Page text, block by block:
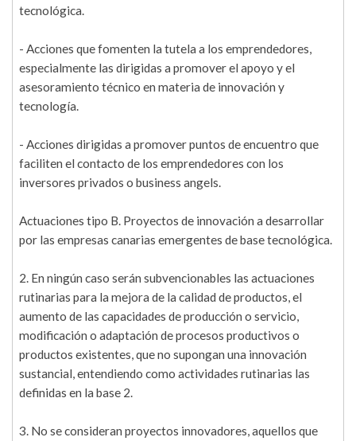
tecnológica.
- Acciones que fomenten la tutela a los emprendedores,
especialmente las dirigidas a promover el apoyo y el
asesoramiento técnico en materia de innovación y
tecnología.
- Acciones dirigidas a promover puntos de encuentro que
faciliten el contacto de los emprendedores con los
inversores privados o business angels.
Actuaciones tipo B. Proyectos de innovación a desarrollar
por las empresas canarias emergentes de base tecnológica.
2. En ningún caso serán subvencionables las actuaciones
rutinarias para la mejora de la calidad de productos, el
aumento de las capacidades de producción o servicio,
modificación o adaptación de procesos productivos o
productos existentes, que no supongan una innovación
sustancial, entendiendo como actividades rutinarias las
definidas en la base 2.
3. No se consideran proyectos innovadores, aquellos que